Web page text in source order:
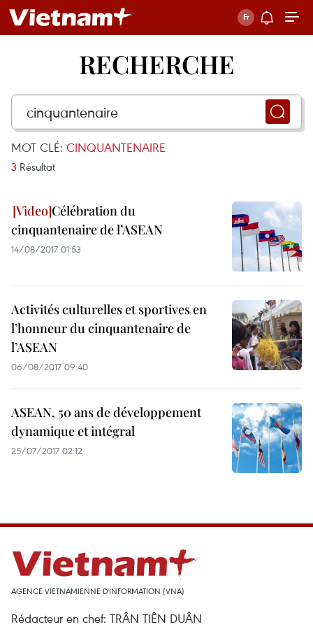
RECHERCHE
MOT CLÉ: CINQUANTENAIRE
3 Résultat
Célébration du
cinquantenaire de l’ASEAN
14/08/2017 01:53
Activités culturelles et sportives en
l’honneur du cinquantenaire de
l’ASEAN
06/08/2017 09:40
ASEAN, 50 ans de développement
dynamique et intégral
25/07/2017 02:12
AGENCE VIETNAMIENNE D'INFORMATION (VNA)
Rédacteur en chef: TRÂN TIÊN DUÂN